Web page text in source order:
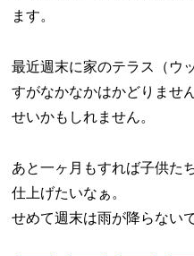
ます。
最近週末に家のテラス（ウ
すがなかなかはかどりませ
せいかもしれません。
あと一ヶ月もすれば子供た
仕上げたいなぁ。
せめて週末は雨が降らない